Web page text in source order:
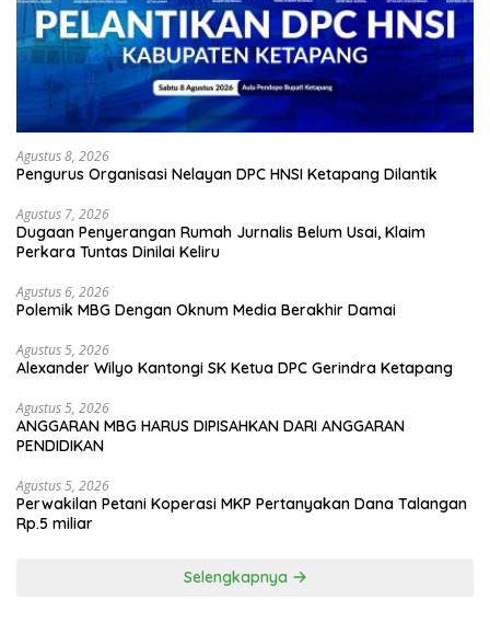
Agustus 8, 2026
Pengurus Organisasi Nelayan DPC HNSI Ketapang Dilantik
Agustus 7, 2026
Dugaan Penyerangan Rumah Jurnalis Belum Usai, Klaim
Perkara Tuntas Dinilai Keliru
Agustus 6, 2026
Polemik MBG Dengan Oknum Media Berakhir Damai
Agustus 5, 2026
Alexander Wilyo Kantongi SK Ketua DPC Gerindra Ketapang
Agustus 5, 2026
ANGGARAN MBG HARUS DIPISAHKAN DARI ANGGARAN
PENDIDIKAN
Agustus 5, 2026
Perwakilan Petani Koperasi MKP Pertanyakan Dana Talangan
Rp.5 miliar
Selengkapnya